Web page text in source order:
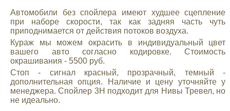
Автомобили без спойлера имеют худшее сцепление
при наборе скорости, так как задняя часть чуть
приподнимается от действия потоков воздуха.
Кураж мы можем окрасить в индивидуальный цвет
вашего авто согласно кодировке. Стоимость
окрашивания - 5500 руб.
Стоп - сигнал красный, прозрачный, темный -
дополнительная опция. Наличие и цену уточняйте у
менеджера. Спойлер 3Н подходит для Нивы Тревел, но
не идеально.